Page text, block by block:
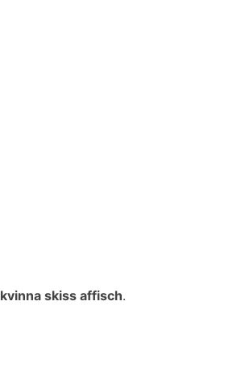
kvinna skiss affisch.